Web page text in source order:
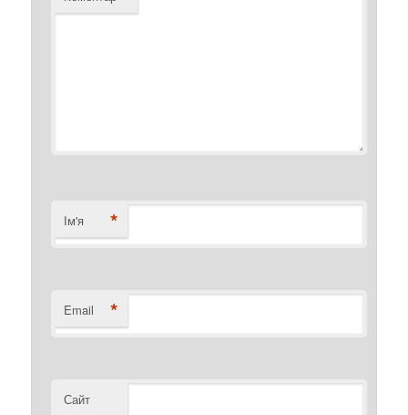
Ім'я *
Email *
Сайт